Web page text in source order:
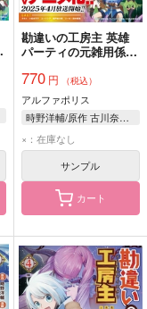
勘違いの工房主 英雄
パーティの元雑用係
SSSランクだったとい
うよくある話 7
770円 （税込）
アルファポリス
時野洋輔/原作 古川奈春/漫画 ゾウノセ/キャラクター原案
×：在庫なし
サンプル
カート